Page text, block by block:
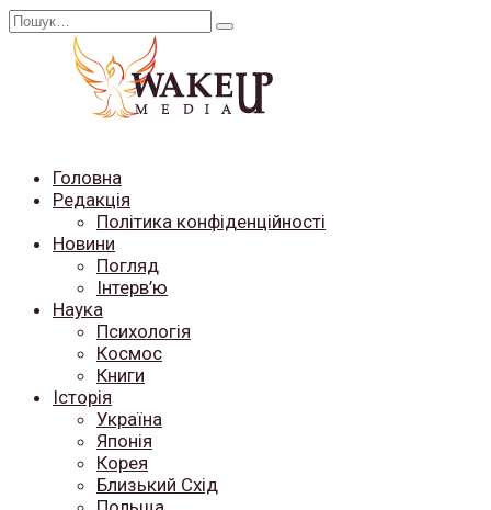
Перейти
Search
Головна
Редакція
Політика конфіденційності
Новини
Погляд
Інтерв’ю
Наука
Психологія
Космос
Книги
Історія
Україна
Японія
Корея
Близький Схід